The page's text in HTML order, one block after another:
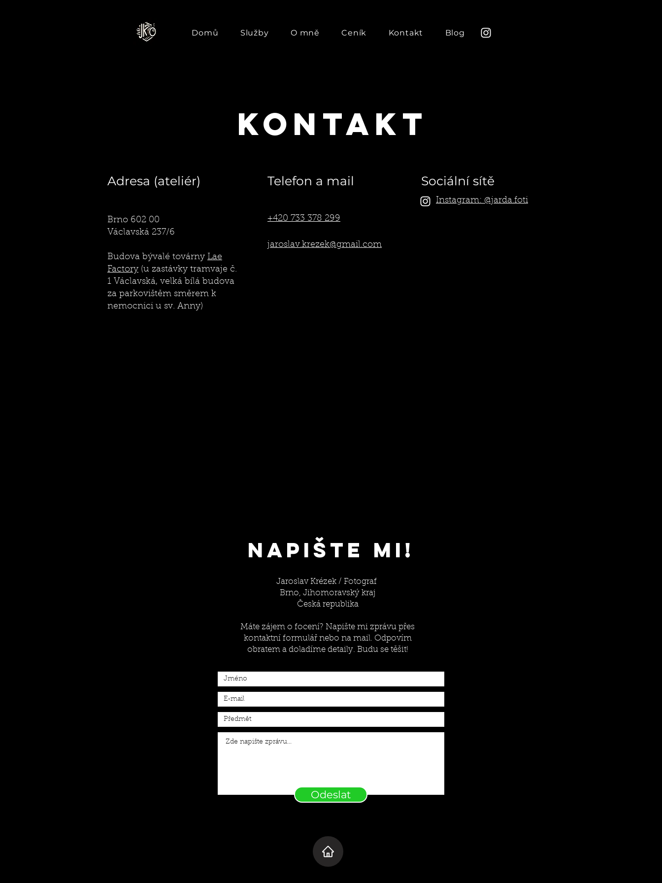
Domů Služby O mně Ceník Kontakt Blog
Kontakt
Adresa (ateliér)
Brno 602 00
Václavská 237/6
Budova bývalé továrny Lae
Factory (u zastávky tramvaje č.
1 Václavská, velká bílá budova
za parkovištěm směrem k
nemocnici u sv. Anny)
Telefon a mail Sociální sítě
Instagram: @jarda.foti
+420 733 378 299
jaroslav.krezek@gmail.com
NApište mi!
Jaroslav Krézek / Fotograf
Brno, Jihomoravský kraj
Česká republika
Máte zájem o focení? Napište mi zprávu přes
kontaktní formulář nebo na mail. Odpovím
obratem a doladíme detaily. Budu se těšit!
Odeslat